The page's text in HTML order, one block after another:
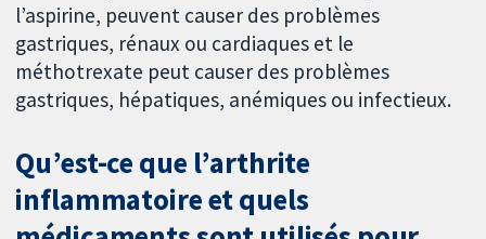
l’aspirine, peuvent causer des problèmes
gastriques, rénaux ou cardiaques et le
méthotrexate peut causer des problèmes
gastriques, hépatiques, anémiques ou infectieux.
Qu’est-ce que l’arthrite
inflammatoire et quels